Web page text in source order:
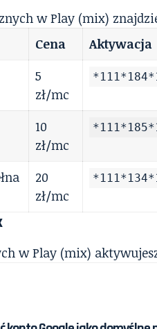
w Play (mix)
Cena Aktywacja
5
zł/mc
10
zł/mc
20
zł/mc
w Play (mix)